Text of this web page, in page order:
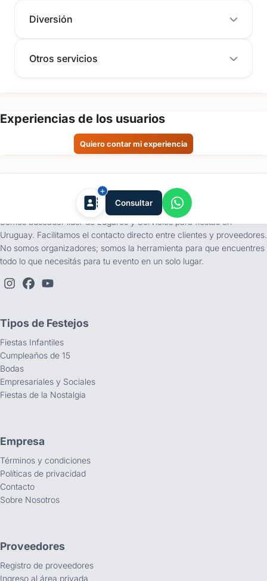
Diversión
Otros servicios
Experiencias de los usuarios
Quiero contar mi experiencia
Consultar
tufiesta.com.uy
Somos buscador líder de Lugares y Servicios para fiestas en
Uruguay. Facilitamos el contacto directo entre clientes y proveedores.
No somos organizadores; somos la herramienta para que encuentres
todo lo que necesitás para tu evento en un solo lugar.
Tipos de Festejos
Fiestas Infantiles
Cumpleaños de 15
Bodas
Empresariales y Sociales
Fiestas de la Nostalgia
Empresa
Términos y condiciones
Políticas de privacidad
Contacto
Sobre Nosotros
Proveedores
Registro de proveedores
Ingreso al área privada